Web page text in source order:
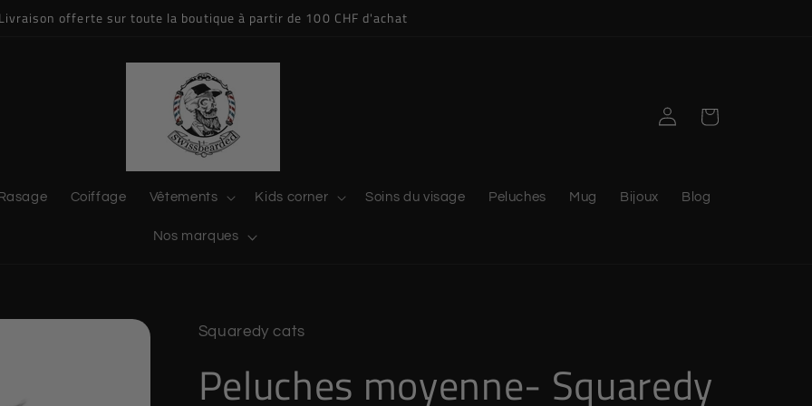
Livraison offerte sur toute la boutique à partir de 100 CHF d'achat
Rasage Coiffage Vêtements Kids corner Soins du visage Peluches Mug Bijoux Blog
Nos marques
ConnexionPanier
Squaredy cats
Peluches moyenne- Squaredy